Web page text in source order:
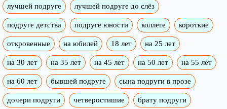
лучшей подруге лучшей подруге до слёз
подруге детства подруге юности коллеге короткие
откровенные на юбилей 18 лет на 25 лет
на 30 лет на 35 лет на 45 лет на 50 лет на 55 лет
на 60 лет бывшей подруге сына подруги в прозе
дочери подруги четверостишие брату подруги